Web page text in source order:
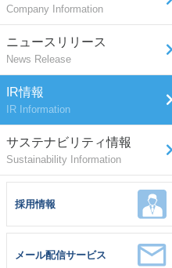
Company Information
ニュースリリース
News Release
IR情報
IR Information
サステナビリティ情報
Sustainability Information
採用情報
メール配信サービス